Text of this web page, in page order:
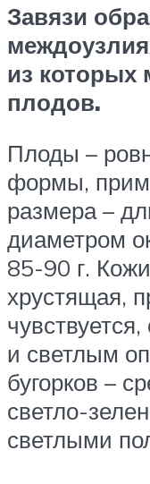
Завязи
из которых
плодов.
Плоды –
формы,
размера –
диаметром
85-90 г.
хрустящая,
и светлым
бугорков –
светло-
светлыми